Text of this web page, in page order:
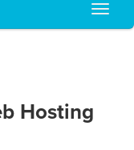
Hosting